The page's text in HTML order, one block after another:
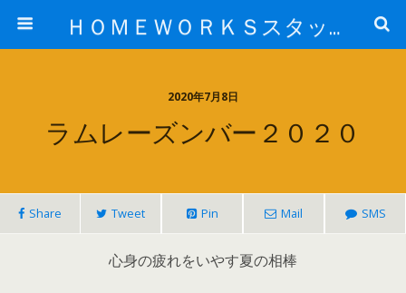
ＨＯＭＥＷＯＲＫＳスタッフ日記ブログ
2020年7月8日
ラムレーズンバー２０２０
Share Tweet Pin Mail SMS
心身の疲れをいやす夏の相棒